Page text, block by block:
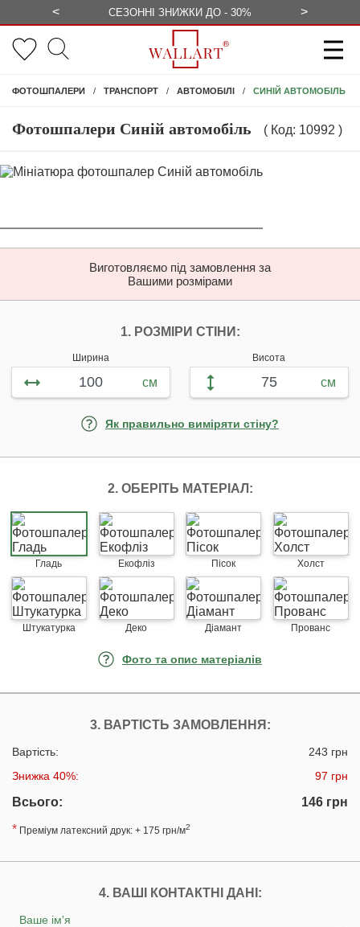
< СЕЗОННІ ЗНИЖКИ ДО - 30% >
ФОТОШПАЛЕРИ ТРАНСПОРТ АВТОМОБІЛІ СИНІЙ АВТОМОБІЛЬ
Фотошпалери Синій автомобіль ( Код: 10992 )
Виготовляємо під замовлення за
Вашими розмірами
1. РОЗМІРИ СТІНИ:
Ширина
см
Висота
см
Як правильно виміряти стіну?
2. ОБЕРІТЬ МАТЕРІАЛ:
Гладь Екофліз Пісок Холст
Штукатурка Деко Діамант Прованс
Фото та опис матеріалів
3. ВАРТІСТЬ ЗАМОВЛЕННЯ:
Вартість:
243 грн
Знижка 40%:
97 грн
Всього:
146 грн
* Преміум латексний друк: + 175 грн/м2
4. ВАШІ КОНТАКТНІ ДАНІ:
Ваше ім'я